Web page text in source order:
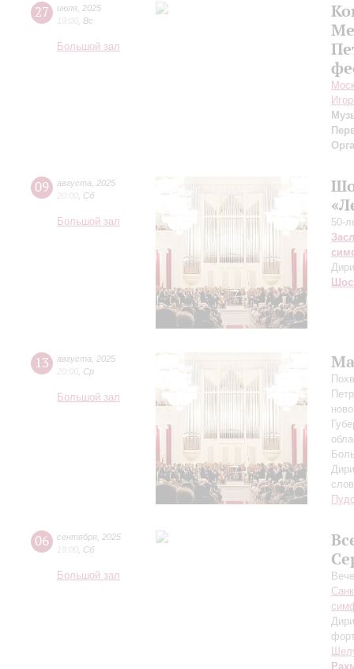
27 июля 2025
19:00 Вс
Большой зал
09 августа
2025
20:00 Сб
Большой зал
50-
13 августа
2025
20:00 Ср
Большой зал
06 сентября 2025
19:00 Сб
Большой зал